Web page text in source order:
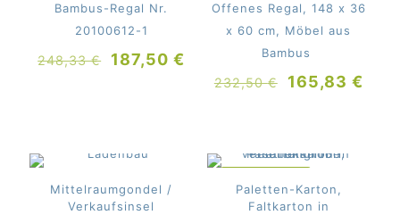
Bambus-Regal Nr.
20100612-1
248,33€
Ursprünglicher
187,50€
Preis
Offenes Regal, 148 x 36
x 60 cm, Möbel aus
Bambus
232,50€ 165,83 €
Mittelraumgondel /
Verkaufsinsel
Paletten-Karton,
Faltkarton in